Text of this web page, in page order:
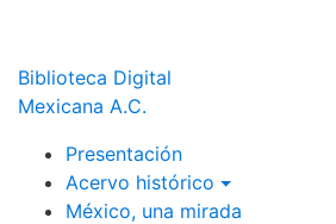
Biblioteca Digital
Mexicana A.C.
Presentación
Acervo histórico
México, una mirada